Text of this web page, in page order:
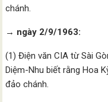
chánh.
→ ngày 2/9/1963:
(1) Điện văn CIA từ Sài
Diệm-Nhu biết rằng Hoa
đảo chánh.